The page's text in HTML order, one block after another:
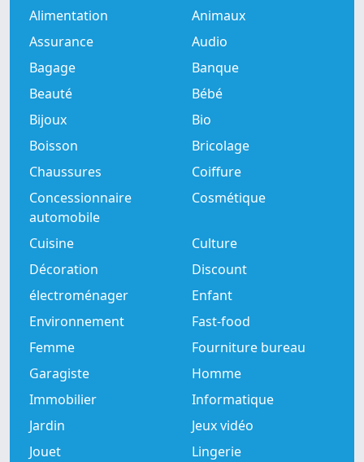
Alimentation
Animaux
Assurance
Audio
Bagage
Banque
Beauté
Bébé
Bijoux
Bio
Boisson
Bricolage
Chaussures
Coiffure
Concessionnaire
automobile
Cosmétique
Cuisine
Culture
Décoration
Discount
électroménager
Enfant
Environnement
Fast-food
Femme
Fourniture bureau
Garagiste
Homme
Immobilier
Informatique
Jardin
Jeux vidéo
Jouet
Lingerie